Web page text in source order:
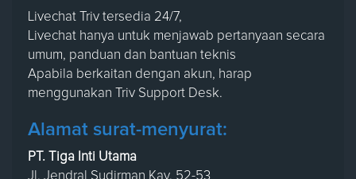
Livechat Triv tersedia 24/7,
Livechat hanya untuk menjawab pertanyaan secara
umum, panduan dan bantuan teknis
Apabila berkaitan dengan akun, harap
menggunakan Triv Support Desk.
Alamat surat-menyurat:
PT. Tiga Inti Utama
Jl. Jendral Sudirman Kav. 52-53